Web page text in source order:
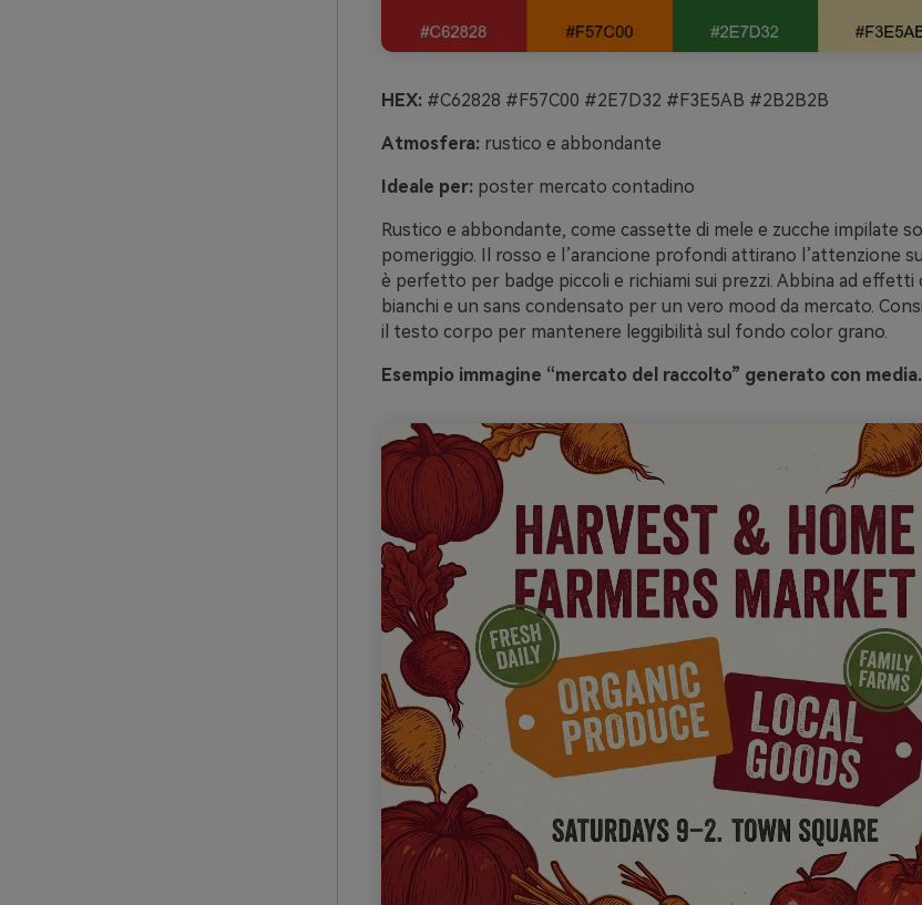
HEX:#C62828 #F57C00 #2E7D32 #F3E5AB #2B2B2B
Atmosfera:rustico e abbondante
Ideale per:poster mercato contadino
Rustico e abbondante, come cassette di mele e zucche impilate
pomeriggio. Il rosso e l’arancione profondi attirano l’attenzione
è perfetto per badge piccoli e richiami sui prezzi. Abbina ad effetti
bianchi e un sans condensato per un vero mood da mercato.
il testo corpo per mantenere leggibilità sul fondo color grano.
Esempio immagine “mercato del raccolto” generato con